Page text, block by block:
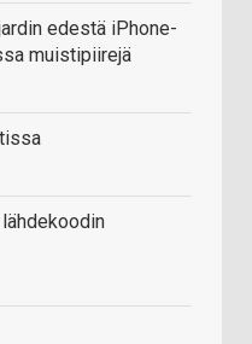
edestä iPhone-
muistipiirejä